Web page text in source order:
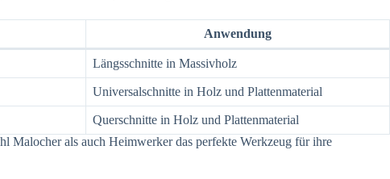
Anwendung
Längsschnitte in Massivholz
Universalschnitte in Holz und Plattenmaterial
Querschnitte in Holz und Plattenmaterial
Malocher als auch Heimwerker das perfekte Werkzeug für ihre